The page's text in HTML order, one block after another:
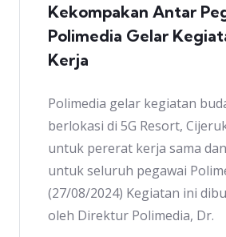
Kekompakan Antar
Polimedia Gelar
Kerja
Polimedia gelar kegiatan
berlokasi di 5G Resort,
untuk pererat kerja sama
untuk seluruh pegawai
(27/08/2024) Kegiatan ini
oleh Direktur Polimedia, Dr.